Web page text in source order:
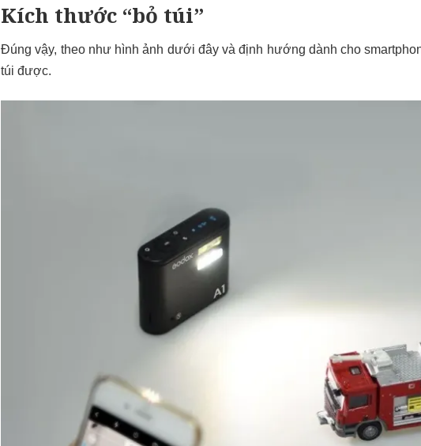
Kích thước “bỏ túi”
Đúng vậy, theo như hình ảnh dưới đây và định hướng dành cho
túi được.